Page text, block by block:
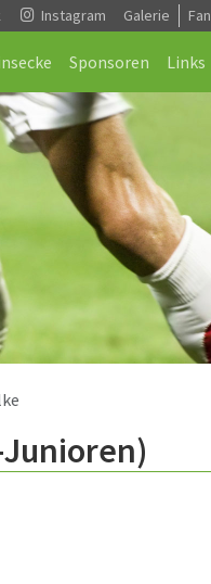
Instagram Galerie
Sponsoren Links